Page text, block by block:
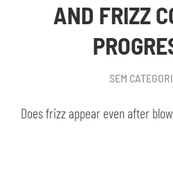
AND FRIZZ
SEM
Does frizz appear even after